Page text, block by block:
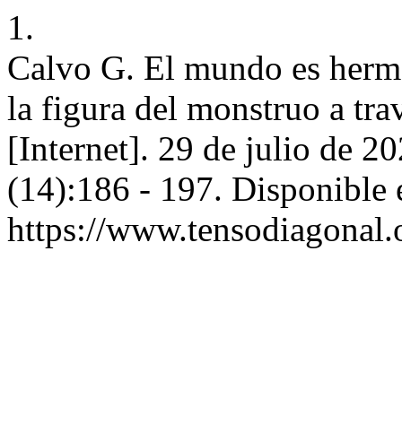
1.
Calvo G. El mundo es
la figura del monstruo a
[Internet]. 29 de julio de
(14):186 - 197. Disponible
https://